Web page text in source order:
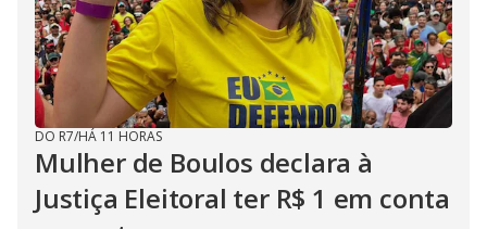
DO R7/HÁ 11 HORAS
Mulher de Boulos declara à
Justiça Eleitoral ter R$ 1 em conta